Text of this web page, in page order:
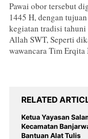
Pawai obor tersebut
1445 H, dengan
kegiatan tradisi
Allah SWT, Seperti
wawancara Tim Erqita
RELATED
Ketua Yayasan
Kecamatan
Bantuan Alat Tulis